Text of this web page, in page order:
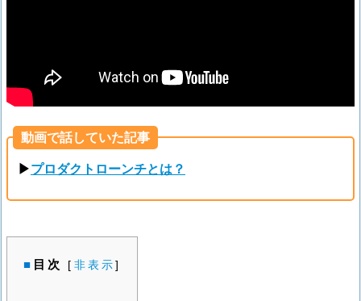
動画で話していた記事
▶プロダクトローンチとは？
目次 [ 非表示 ]